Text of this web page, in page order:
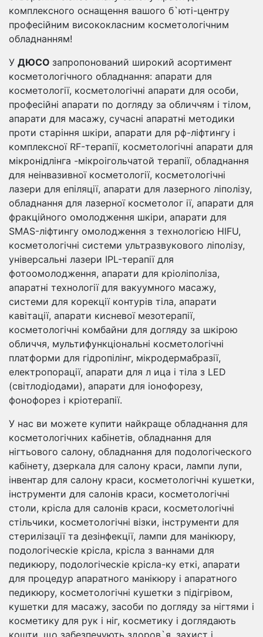
комплексного оснащення вашого б`юті-центру
професійним висококласним косметологічним
обладнанням!
У ДЮСО запропонований широкий асортимент
косметологічного обладнання: апарати для
косметології, косметологічні апарати для особи,
професійні апарати по догляду за обличчям і тілом,
апарати для масажу, сучасні апаратні методики
проти старіння шкіри, апарати для рф-ліфтингу і
комплексної RF-терапії, косметологічні апарати для
мікронідлінга -мікроігольчатой ​​терапії, обладнання
для неінвазивної косметології, косметологічні
лазери для епіляції, апарати для лазерного ліполізу,
обладнання для лазерної косметолог ії, апарати для
фракційного омолодження шкіри, апарати для
SMAS-ліфтингу омолодження з технологією HIFU,
косметологічні системи ультразвукового ліполізу,
універсальні лазери IPL-терапії для
фотоомолодження, апарати для кріоліполіза,
апаратні технології для вакуумного масажу,
системи для корекції контурів тіла, апарати
кавітації, апарати кисневої мезотерапії,
косметологічні комбайни для догляду за шкірою
обличчя, мультифункціональні косметологічні
платформи для гідропілінг, мікродермабразії,
електропорації, апарати для л ица і тіла з LED
(світлодіодами), апарати для іонофорезу,
фонофорез і кріотерапії.
У нас ви можете купити найкраще обладнання для
косметологічних кабінетів, обладнання для
нігтьового салону, обладнання для подологіческого
кабінету, дзеркала для салону краси, лампи лупи,
інвентар для салону краси, косметологічні кушетки,
інструменти для салонів краси, косметологічні
столи, крісла для салонів краси, косметологічні
стільчики, косметологічні візки, інструменти для
стерилізації та дезінфекції, лампи для манікюру,
подологіческіе крісла, крісла з ваннами для
педикюру, подологіческіе крісла-ку еткі, апарати
для процедур апаратного манікюру і апаратного
педикюру, косметологічні кушетки з підігрівом,
кушетки для масажу, засоби по догляду за нігтями і
косметику для рук і ніг, косметику і доглядають